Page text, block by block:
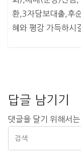
환,3자담보대출,후
혜와 평강 가득하
답글 남기기
댓글을 달기 위해서는